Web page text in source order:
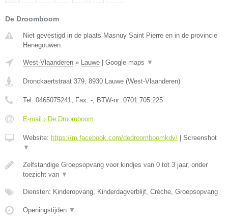
De Droomboom
Niet gevestigd in de plaats Masnuy Saint Pierre en in de provincie
Henegouwen.
West-Vlaanderen » Lauwe Google maps ▼
Dronckaertstraat 379, 8930 Lauwe (West-Vlaanderen)
Tel: 0465075241, Fax: -, BTW-nr: 0701.705.225
E-mail › De Droomboom
Website: https://m.facebook.com/dedroomboomkdv/
Screenshot
▼
Zelfstandige Groepsopvang voor kindjes van 0 tot 3 jaar, onder
toezicht van ▼
Diensten: Kinderopvang, Kinderdagverblijf, Crèche, Groepsopvang
Openingstijden ▼